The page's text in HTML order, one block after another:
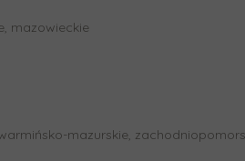
mazowieckie
mazurskie,